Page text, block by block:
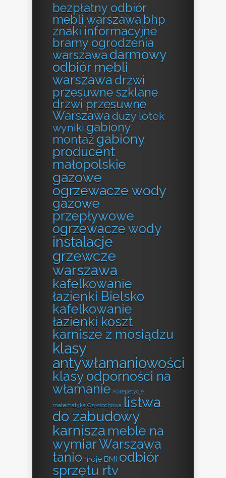
bezpłatny odbiór
mebli warszawa bhp
znaki informacyjne
bramy ogrodzenia
warszawa darmowy
odbiór mebli
warszawa drzwi
przesuwne szklane
drzwi przesuwne
Warszawa duży lotek
wyniki gabiony
montaż gabiony
producent
małopolskie
gazowe
ogrzewacze wody
gazowe
przepływowe
ogrzewacze wody
instalacje
grzewcze
warszawa
kafelkowanie
łazienki Bielsko
kafelkowanie
łazienki koszt
karnisze z mosiądzu
klasy
antywłamaniowości
klasy odporności na
włamanie Korepetycje
matematyka Częstochowa listwa
do zabudowy
karnisza meble na
wymiar Warszawa
tanio moje BMI odbiór
sprzętu rtv